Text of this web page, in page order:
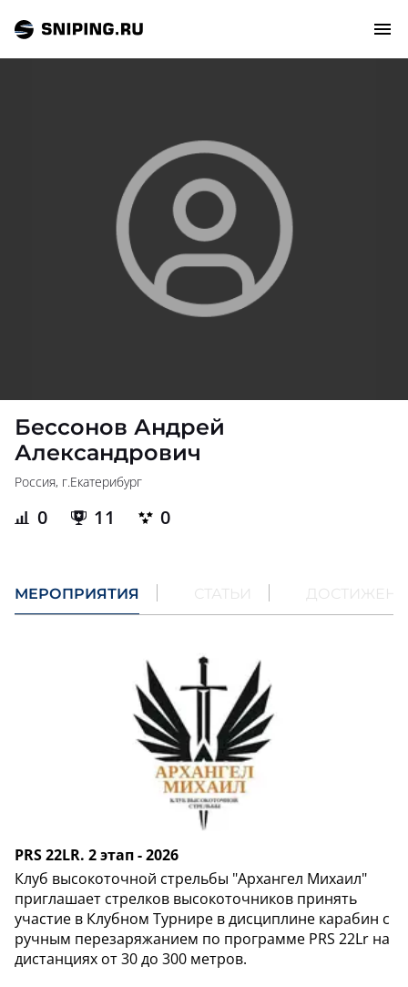
ТИРЫ И СТРЕЛЬБИЩА
О НАС
Бессонов Андрей
Александрович
Россия, г.Екатерибург
0 11 0
МЕРОПРИЯТИЯ СТАТЬИ
PRS 22LR. 2 этап - 2026
Клуб высокоточной стрельбы "Архангел Михаил"
приглашает стрелков высокоточников принять
участие в Клубном Турнире в дисциплине карабин с
ручным перезаряжанием по программе PRS 22Lr на
дистанциях от 30 до 300 метров.